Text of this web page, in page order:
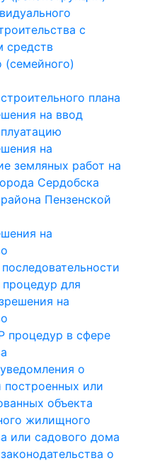
с
средств
(семейного)
плана
на ввод
на
земляных работ на
Сердобска
Пензенской
на
для
на
процедур в сфере
о
построенных или
объекта
жилищного
или садового дома
о